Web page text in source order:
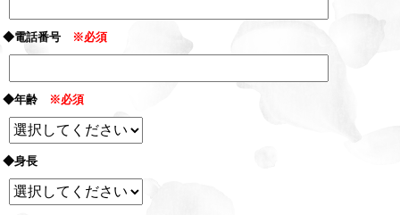
◆電話番号 ※必須
◆年齢 ※必須
◆身長